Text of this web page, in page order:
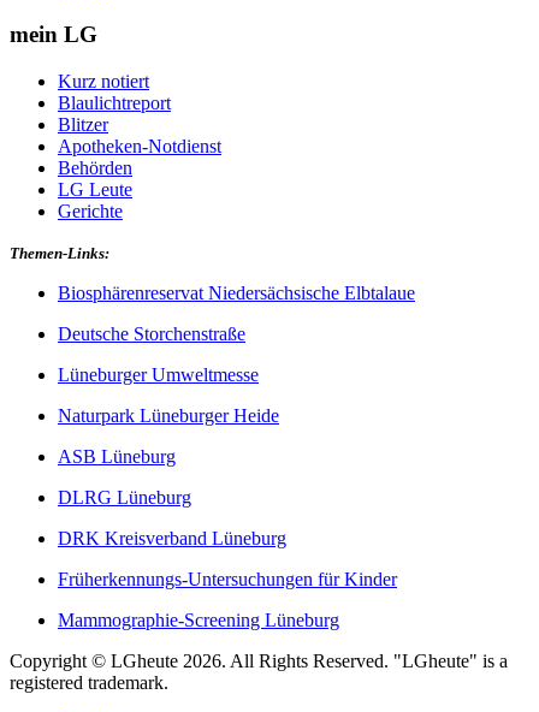
mein LG
Kurz notiert
Blaulichtreport
Blitzer
Apotheken-Notdienst
Behörden
LG Leute
Gerichte
Themen-Links:
Biosphärenreservat Niedersächsische Elbtalaue
Deutsche Storchenstraße
Lüneburger Umweltmesse
Naturpark Lüneburger Heide
ASB Lüneburg
DLRG Lüneburg
DRK Kreisverband Lüneburg
Früherkennungs-Untersuchungen für Kinder
Mammographie-Screening Lüneburg
Copyright © LGheute 2026. All Rights Reserved. "LGheute" is a
registered trademark.